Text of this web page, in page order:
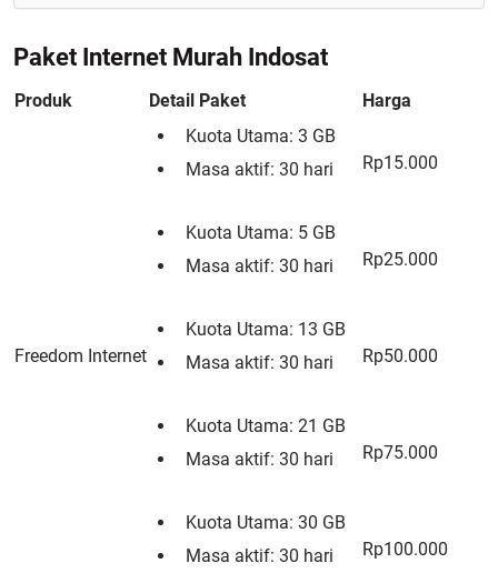
Paket Internet Murah Indosat
Produk Detail Paket Harga
Freedom Internet
Kuota Utama: 3 GB
Masa aktif: 30 hari
Rp15.000
Kuota Utama: 5 GB
Masa aktif: 30 hari
Rp25.000
Kuota Utama: 13 GB
Masa aktif: 30 hari
Rp50.000
Kuota Utama: 21 GB
Masa aktif: 30 hari
Rp75.000
Kuota Utama: 30 GB
Masa aktif: 30 hari
Rp100.000